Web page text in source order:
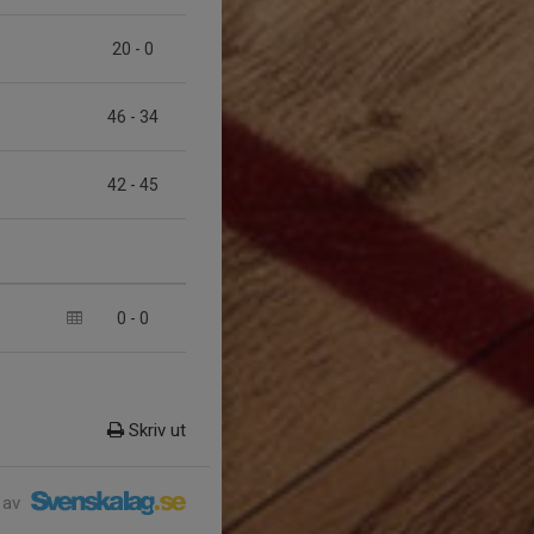
20 - 0
46 - 34
42 - 45
0 - 0
Skriv ut